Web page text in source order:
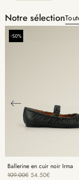
Notre sélection
-50%
Ballerine en cuir noir Irma
109.00€ 54.50€